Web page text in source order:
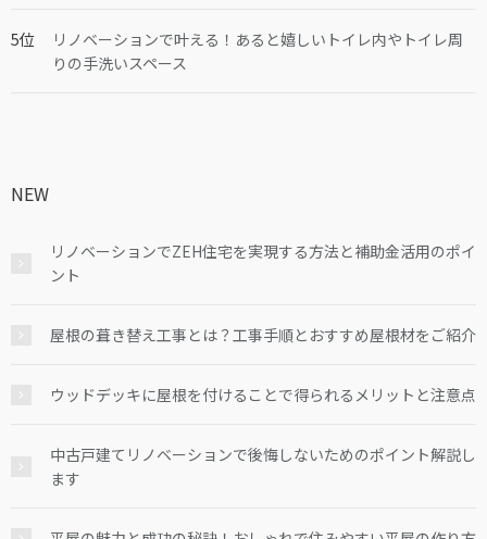
リノベーションで叶える！あると嬉しいトイレ内やトイレ周
りの手洗いスペース
NEW
リノベーションでZEH住宅を実現する方法と補助金活用のポイ
ント
屋根の葺き替え工事とは？工事手順とおすすめ屋根材をご紹介
ウッドデッキに屋根を付けることで得られるメリットと注意点
中古戸建てリノベーションで後悔しないためのポイント解説し
ます